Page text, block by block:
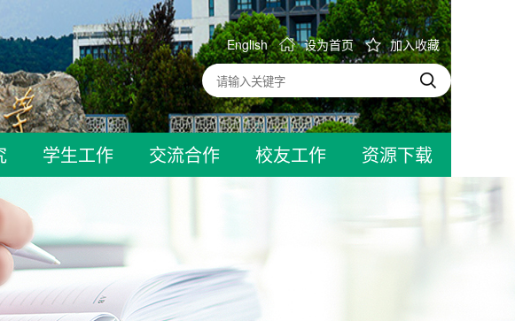
English 设为首页 加入收藏
学生工作 交流合作 校友工作 资源下载